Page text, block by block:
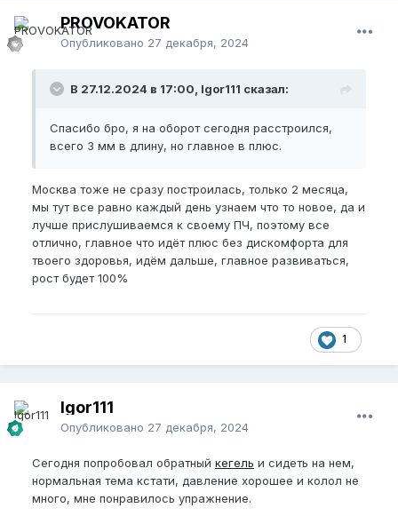
PROVOKATOR
Опубликовано 27 декабря, 2024
В 27.12.2024 в 17:00, Igor111 сказал:
Спасибо бро, я на оборот сегодня расстроился,
всего 3 мм в длину, но главное в плюс.
Москва тоже не сразу построилась, только 2 месяца,
мы тут все равно каждый день узнаем что то новое, да и
лучше прислушиваемся к своему ПЧ, поэтому все
отлично, главное что идёт плюс без дискомфорта для
твоего здоровья, идём дальше, главное развиваться,
рост будет 100%
1
Igor111
Опубликовано 27 декабря, 2024
Сегодня попробовал обратный кегель и сидеть на нем,
нормальная тема кстати, давление хорошее и колол не
много, мне понравилось упражнение.